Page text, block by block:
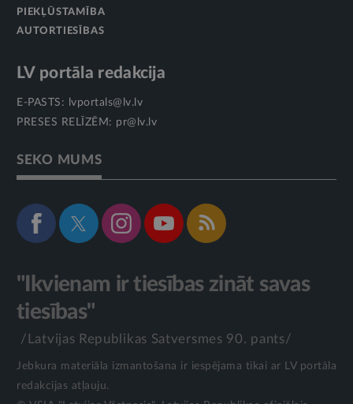
PIEKĻŪSTAMĪBA
AUTORTIESĪBAS
LV portāla redakcija
E-PASTS:
lvportals@lv.lv
PRESES RELĪZĒM: pr@lv.lv
SEKO MUMS
"Ikvienam ir tiesības zināt savas
tiesības"
/Latvijas Republikas Satversmes 90. pants/
Jebkura materiāla izmantošana ir iespējama tikai ar LV portāla
redakcijas atļauju.